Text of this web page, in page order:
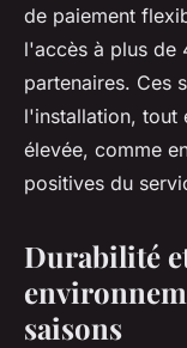
de paiement
l'accès à plus de
partenaires. Ces
l'installation, tout
élevée, comme
positives du
Durabilité
saisons